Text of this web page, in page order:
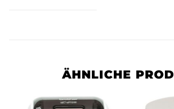
ÄHNLICHE